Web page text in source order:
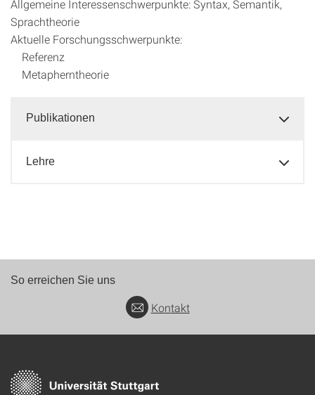
Allgemeine Interessenschwerpunkte: Syntax, Semantik,
Sprachtheorie
Aktuelle Forschungsschwerpunkte:
Referenz
Metapherntheorie
Publikationen
Lehre
So erreichen Sie uns
Kontakt